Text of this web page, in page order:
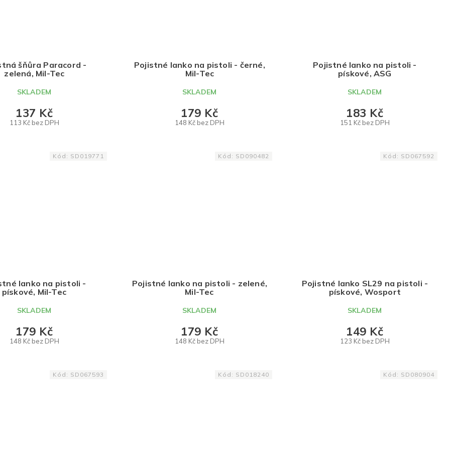
šňůra Paracord -
zelená, Mil-Tec
SKLADEM
113 Kč bez DPH
137 Kč
Pojistné lanko na pistoli - černé,
Mil-Tec
SKLADEM
148 Kč bez DPH
179 Kč
Pojistné lanko na pistoli -
pískové, ASG
SKLADEM
151 Kč bez DPH
183 Kč
lanko na pistoli -
pískové, Mil-Tec
SKLADEM
148 Kč bez DPH
179 Kč
Kód: SD019771
Pojistné lanko na pistoli - zelené,
Mil-Tec
SKLADEM
148 Kč bez DPH
179 Kč
Kód: SD090482
Pojistné lanko SL29 na pistoli -
pískové, Wosport
SKLADEM
123 Kč bez DPH
149 Kč
Kód: SD067592
Kód: SD067593 Kód: SD018240 Kód: SD080904